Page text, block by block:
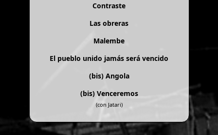
Contraste
Las obreras
Malembe
El pueblo unido jamás será vencido
(bis) Angola
(bis) Venceremos
(con Jatari)